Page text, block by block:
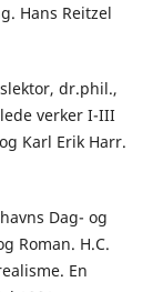
Hans Reitzel
dr.phil.,
verker I-III
Karl Erik Harr.
Dag- og
Roman. H.C.
En